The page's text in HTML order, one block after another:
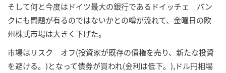
そして何と今度はドイツ最大の銀行であるドイッチェ バン
クにも問題が有るのではないかとの噂が流れて、金曜日の欧
州株式市場は大きく下げた。
市場はリスク オフ(投資家が既存の債権を売り、新たな投資
を避ける。)となって債券が買われ(金利は低下。),ドル円相場